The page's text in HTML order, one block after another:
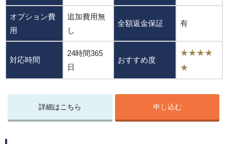
オプション費
用
追加費用無
し
全額返金保証 有
対応時間
24時間365
日
おすすめ度
★★★★
★
詳細はこちら 申し込む